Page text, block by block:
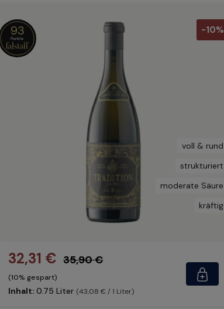
-10%
93
voll & rund
strukturiert
moderate Säure
kräftig
32,31 € 35,90 €
(10% gespart)
Inhalt:0.75 Liter (43,08 € / 1 Liter)